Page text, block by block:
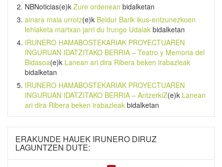
NBNoticias(e)k Zure ordenean bidalketan
ainara maia urrotz(e)k Beldur Barik ikus-entzunezkoen
lehiaketa martxan jarri du Irungo Udalak bidalketan
IRUNERO HAMABOSTEKARIAK PROYECTUAREN
INGURUAN IDATZITAKO BERRIA – Teatro y Memoria del
Bidasoa(e)k Lanean ari dira Ribera beken irabazleak
bidalketan
IRUNERO HAMABOSTEKARIAK PROYECTUAREN
INGURUAN IDATZITAKO BERRIA – AntzerkiZ(e)k Lanean
ari dira Ribera beken irabazleak bidalketan
ERAKUNDE HAUEK IRUNERO DIRUZ
LAGUNTZEN DUTE: